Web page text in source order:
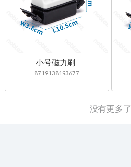
小号磁力刷
8719138193677
没有更多了